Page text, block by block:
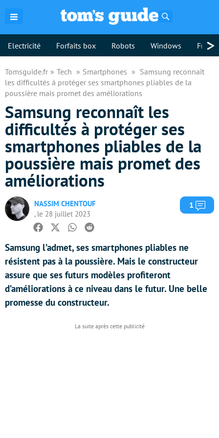
Electricité Forfaits box Robots Windows >
Tomsguide.fr Tech Smartphones
Samsung reconnaît
les difficultés à protéger ses smartphones pliables de la
poussière mais promet des améliorations
Samsung reconnaît les
difficultés à protéger ses
smartphones pliables de la
poussière mais promet des
améliorations
NASSIM CHENTOUF
, le 28 juillet 2023
1
Facebook
TwitterWhatsapp
Reddit
Samsung l’admet, ses smartphones pliables ne
résistent pas à la poussière. Mais le constructeur
assure que ses futurs modèles profiteront
d’améliorations à ce niveau dans le futur. Une belle
promesse du constructeur.